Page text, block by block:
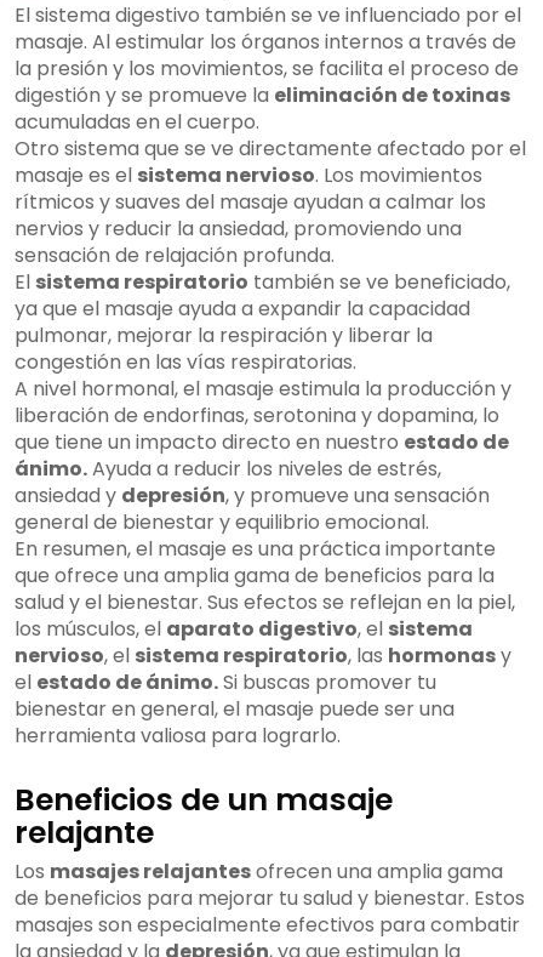
El sistema digestivo también se ve influenciado por el
masaje. Al estimular los órganos internos a través de
la presión y los movimientos, se facilita el proceso de
digestión y se promueve la eliminación de toxinas
acumuladas en el cuerpo.
Otro sistema que se ve directamente afectado por el
masaje es el sistema nervioso. Los movimientos
rítmicos y suaves del masaje ayudan a calmar los
nervios y reducir la ansiedad, promoviendo una
sensación de relajación profunda.
El sistema respiratorio también se ve beneficiado,
ya que el masaje ayuda a expandir la capacidad
pulmonar, mejorar la respiración y liberar la
congestión en las vías respiratorias.
A nivel hormonal, el masaje estimula la producción y
liberación de endorfinas, serotonina y dopamina, lo
que tiene un impacto directo en nuestro estado de
ánimo.Ayuda a reducir los niveles de estrés,
ansiedad y depresión, y promueve una sensación
general de bienestar y equilibrio emocional.
En resumen, el masaje es una práctica importante
que ofrece una amplia gama de beneficios para la
salud y el bienestar. Sus efectos se reflejan en la piel,
los músculos, el aparato digestivo, el sistema
nervioso, el sistema respiratorio, las hormonasy
el estado de ánimo.Si buscas promover tu
bienestar en general, el masaje puede ser una
herramienta valiosa para lograrlo.
Beneficios de un masaje
relajante
Los masajes relajantesofrecen una amplia gama
de beneficios para mejorar tu salud y bienestar. Estos
masajes son especialmente efectivos para combatir